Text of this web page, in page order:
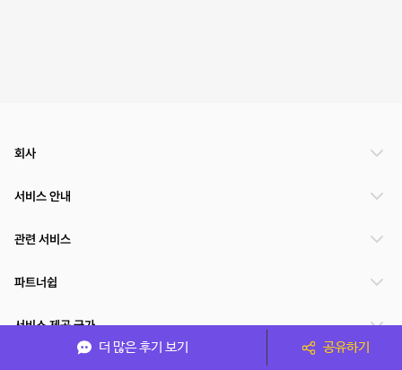
더 많은 후기 보기 공유하기
회사
서비스 안내
관련 서비스
파트너쉽
서비스 제공 국가